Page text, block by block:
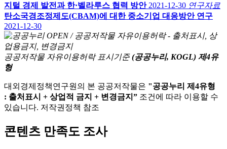
지털 경제 발전과 한·벨라루스 협력 방안 2021-12-30 연구자료
탄소국경조정제도(CBAM)에 대한 중소기업 대응방안 연구
2021-12-30
공공저작물 자유이용허락 표시기준 (공공누리, KOGL) 제4유
형
대외경제정책연구원의 본 공공저작물은 "공공누리 제4유형
: 출처표시 + 상업적 금지 + 변경금지” 조건에 따라 이용할 수
있습니다. 저작권정책 참조
콘텐츠 만족도 조사